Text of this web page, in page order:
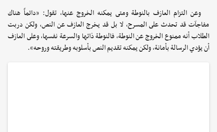
وعن التزام العازف بالنوطة ومتى يمكنه الخروج عنها، تقول: «دائماً هناك
مفاجآت قد تحدث على المسرح، لا بل قد يخرج العازف عن النص، ولكن دربت
الطلاب أنه ممنوع الخروج عن النوطة، فالنوطة ذاتها والسرعة نفسها، وعلى العازف
أن يؤدي الرسالة بأمانة، ولكن يمكنه تقديم النص بأسلوبه وطريقته وروحه».